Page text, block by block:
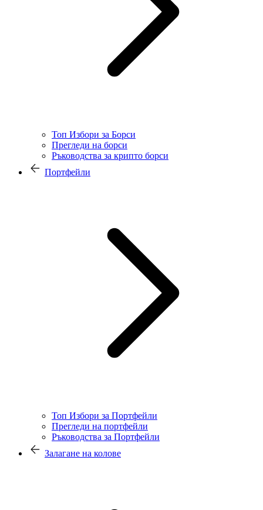
Топ Избори за Борси
Прегледи на борси
Ръководства за крипто борси
Портфейли
Топ Избори за Портфейли
Прегледи на портфейли
Ръководства за Портфейли
Залагане на колове